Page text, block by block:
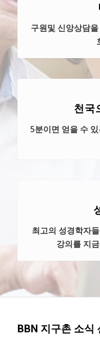
구원및 신앙상담
천국
5분이면 얻을 수
최고의 성경학자
강의를 지
BBN 지구촌 소식